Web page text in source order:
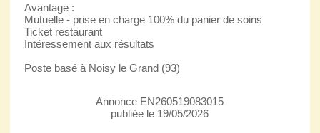
Avantage :
Mutuelle - prise en charge 100% du panier de soins
Ticket restaurant
Intéressement aux résultats
Poste basé à Noisy le Grand (93)
Annonce EN260519083015
publiée le 19/05/2026